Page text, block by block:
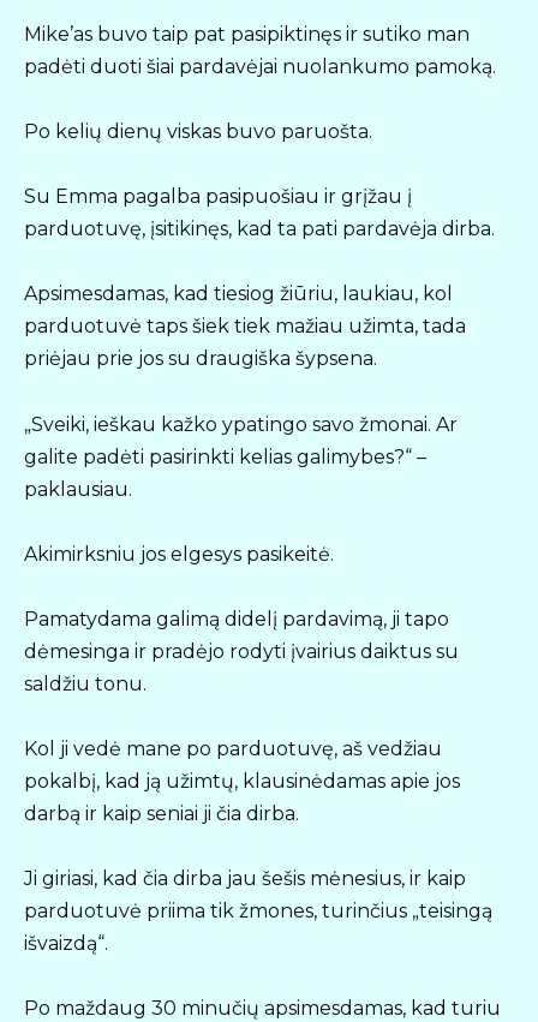
Mike’as buvo taip pat pasipiktinęs ir sutiko man
padėti duoti šiai pardavėjai nuolankumo pamoką.
Po kelių dienų viskas buvo paruošta.
Su Emma pagalba pasipuošiau ir grįžau į
parduotuvę, įsitikinęs, kad ta pati pardavėja dirba.
Apsimesdamas, kad tiesiog žiūriu, laukiau, kol
parduotuvė taps šiek tiek mažiau užimta, tada
priėjau prie jos su draugiška šypsena.
„Sveiki, ieškau kažko ypatingo savo žmonai. Ar
galite padėti pasirinkti kelias galimybes?“ –
paklausiau.
Akimirksniu jos elgesys pasikeitė.
Pamatydama galimą didelį pardavimą, ji tapo
dėmesinga ir pradėjo rodyti įvairius daiktus su
saldžiu tonu.
Kol ji vedė mane po parduotuvę, aš vedžiau
pokalbį, kad ją užimtų, klausinėdamas apie jos
darbą ir kaip seniai ji čia dirba.
Ji giriasi, kad čia dirba jau šešis mėnesius, ir kaip
parduotuvė priima tik žmones, turinčius „teisingą
išvaizdą“.
Po maždaug 30 minučių apsimesdamas, kad turiu